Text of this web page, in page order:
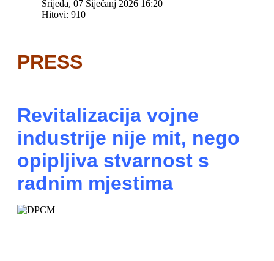
Srijeda, 07 Siječanj 2026 16:20
Hitovi: 910
PRESS
Revitalizacija vojne
industrije nije mit, nego
opipljiva stvarnost s
radnim mjestima